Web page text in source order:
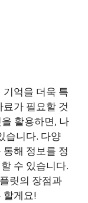
억을 더욱 특
가 필요할 것
활용하면, 나
습니다. 다양
해 정보를 정
수 있습니다.
릿의 장점과
할게요!